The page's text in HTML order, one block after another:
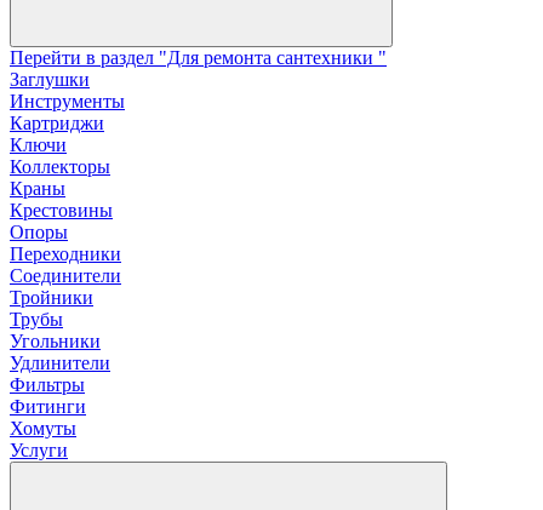
Перейти в раздел "Для ремонта сантехники "
Заглушки
Инструменты
Картриджи
Ключи
Коллекторы
Краны
Крестовины
Опоры
Переходники
Соединители
Тройники
Трубы
Угольники
Удлинители
Фильтры
Фитинги
Хомуты
Услуги